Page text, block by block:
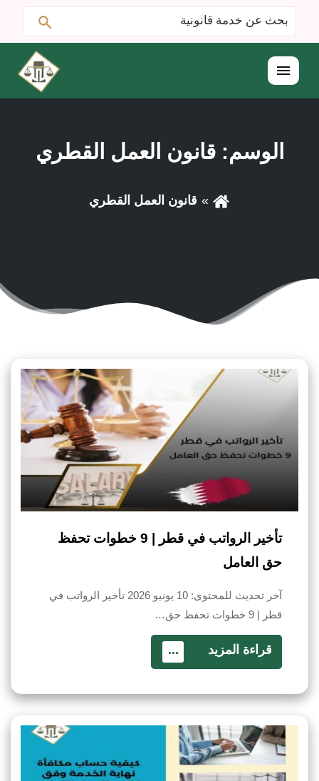
البحث
عن:
القائمة
الوسم:قانون العمل القطري
قانون العمل القطري
تأخير الرواتب في قطر | 9 خطوات تحفظ
حق العامل
آخر تحديث للمحتوى: 10 يونيو 2026 تأخير الرواتب في
قطر | 9 خطوات تحفظ حق…
قراءة المزيد ...